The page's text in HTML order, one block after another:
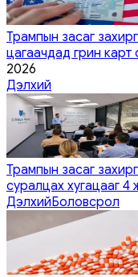
Трампын засаг
цагаачдад грин карт
2026
Дэлхий
Трампын засаг
суралцах хугацааг 4
ДэлхийБоловсрол